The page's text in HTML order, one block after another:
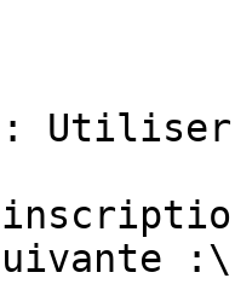
: Utiliser
:\